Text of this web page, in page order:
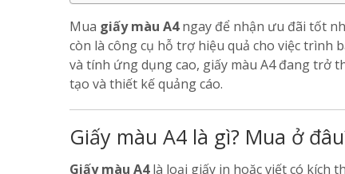
Mua giấy màu A4ngay để nhận ưu đãi tốt
còn là công cụ hỗ trợ hiệu quả cho việc trình
và tính ứng dụng cao, giấy màu A4 đang trở
tạo và thiết kế quảng cáo.
Giấy màu A4 là gì? Mua ở
Giấy màu A4là loại giấy in hoặc viết có kích